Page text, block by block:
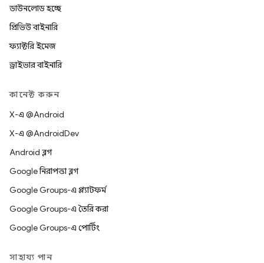
ডাউনলোড হচ্ছে
প্রিভিউ বাইনারি
ফ্যাক্টরি ইমেজ
ড্রাইভার বাইনারি
কানেক্ট করুন
X-এ @Android
X-এ @AndroidDev
Android ব্লগ
Google নিরাপত্তা ব্লগ
Google Groups-এ প্ল্যাটফর্ম
Google Groups-এ তৈরি করা
Google Groups-এ পোর্টিং
সাহায্য পান